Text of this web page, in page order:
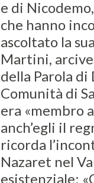
e di
che hanno
ascoltato la
Martini,
della Parola di
Comunità di
era «membro
anch’egli il
ricorda
Nazaret nel
esistenziale: